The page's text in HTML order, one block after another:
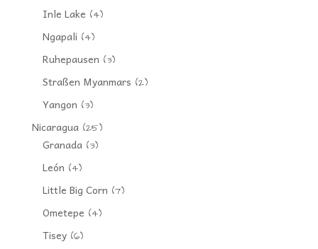
Inle Lake (4)
Ngapali (4)
Ruhepausen (3)
Straßen Myanmars (2)
Yangon (3)
Nicaragua(25)
Granada(3)
León (4)
Little Big Corn (7)
Ometepe (4)
Tisey(6)